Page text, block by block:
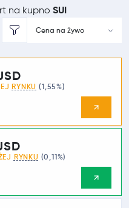
na kupno SUI
Cena na żywo
RYNKU (1,55%)
RYNKU (0,11%)